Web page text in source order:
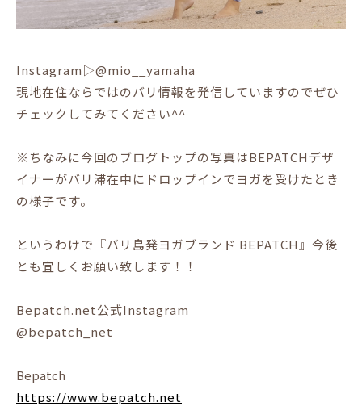
Instagram▷@mio__yamaha
現地在住ならではのバリ情報を発信していますのでぜひ
チェックしてみてください^^
※ちなみに今回のブログトップの写真はBEPATCHデザ
イナーがバリ滞在中にドロップインでヨガを受けたとき
の様子です。
というわけで『バリ島発ヨガブランド BEPATCH』今後
とも宜しくお願い致します！！
Bepatch.net公式Instagram
@bepatch_net
Bepatch
https://www.bepatch.net